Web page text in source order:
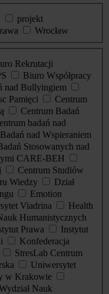
projekt
Wrocław
Rekrutacji
Biuro Współpracy
nad Bullyingiem
Pamięci
Centrum
Centrum Badań
badań nad
nad Wspieraniem
Stosowanych nad
CARE-BEH
Centrum Studiów
Wiedzy
Dział
Emotion
Viadrina
Health
Humanistycznych
Prawa
Instytut
Konfederacja
StresLab Centrum
Uniwersytet
w Krakowie
Nauk